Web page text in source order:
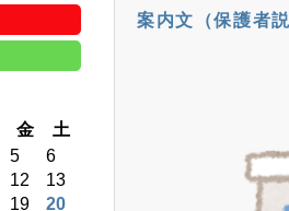
案内文（保護者
金 土
5
6
12
13
19
20